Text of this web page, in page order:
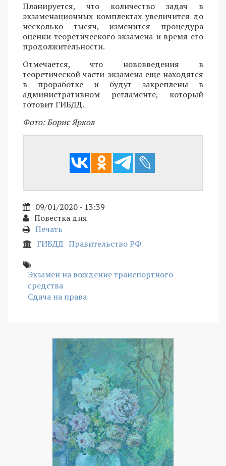
Планируется, что количество задач в
экзаменационных комплектах увеличится до
несколько тысяч, изменится процедура
оценки теоретического экзамена и время его
продолжительности.
Отмечается, что нововведения в
теоретической части экзамена еще находятся
в проработке и будут закреплены в
административном регламенте, который
готовит ГИБДД.
Фото: Борис Ярков
09/01/2020 - 13:39
Повестка дня
Печать
ГИБДД Правительство РФ
Экзамен на вождение транспортного
средства
Сдача на права